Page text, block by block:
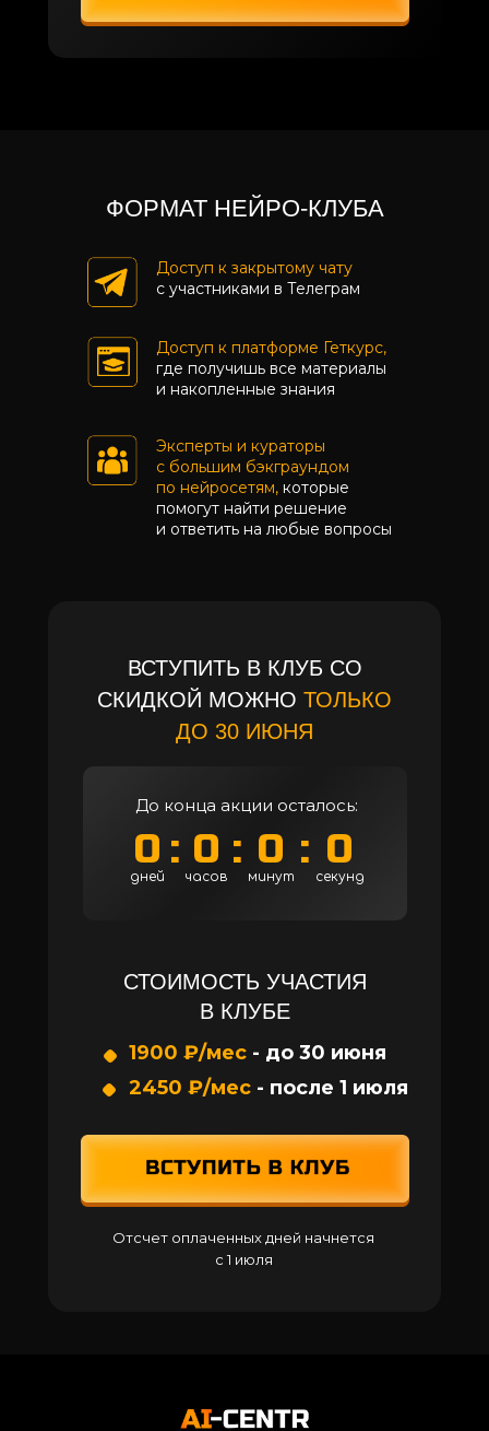
ФОРМАТ НЕЙРО-КЛУБА
УЧАСТИЯ В
Отсчет оплаченных дней начнется
с 1 июля
ВСТУПИТЬ В КЛУБ СО
СКИДКОЙ МОЖНО ТОЛЬКО
ДО 30 ИЮНЯ
До конца акции осталось:
0
дней
: 0
часов
: 0
минут
: 0
секунд
1900 ₽/мес - до 30 июня
2450 ₽/мес - после 1 июля
СТОИМОСТЬ УЧАСТИЯ
В КЛУБЕ
Доступ к закрытому чату
с участниками в Телеграм
Доступ к платформе Геткурс,
где получишь все материалы
и накопленные знания
Эксперты и кураторы
с большим бэкграундом
по нейросетям, которые
помогут найти решение
и ответить на любые вопросы